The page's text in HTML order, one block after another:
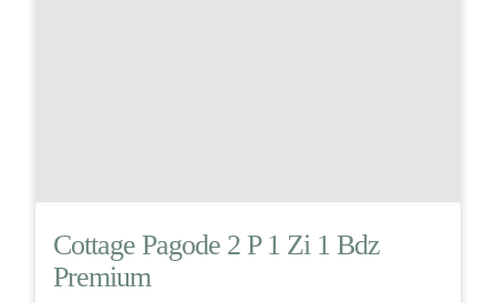
Cottage Pagode 2 P 1 Zi 1 Bdz
Premium